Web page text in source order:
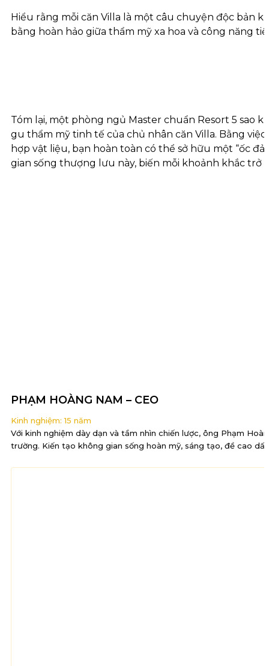
Hiểu rằng mỗi căn Villa là một câu chuyện độc bản
bằng hoàn hảo giữa thẩm mỹ xa hoa và công năng
Tóm lại, một phòng ngủ Master chuẩn Resort 5 sao
gu thẩm mỹ tinh tế của chủ nhân căn Villa. Bằng
hợp vật liệu, bạn hoàn toàn có thể sở hữu một “ốc
gian sống thượng lưu này, biến mỗi khoảnh khắc
PHẠM HOÀNG NAM – CEO
Kinh nghiệm: 15 năm
Với kinh nghiệm dày dạn và tầm nhìn chiến lược, ông Phạm
trường. Kiến tạo không gian sống hoàn mỹ, sáng tạo, đề cao